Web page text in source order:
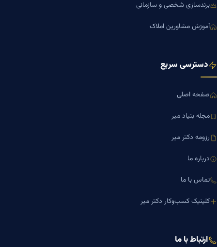
برندسازی شخصی و سازمانی
آموزش مشاورین املاک
دسترسی سریع
صفحه اصلی
مجله بنیاد میر
رزومه دکتر میر
درباره ما
تماس با ما
کلینیک کسب‌وکار دکتر میر
ارتباط با ما